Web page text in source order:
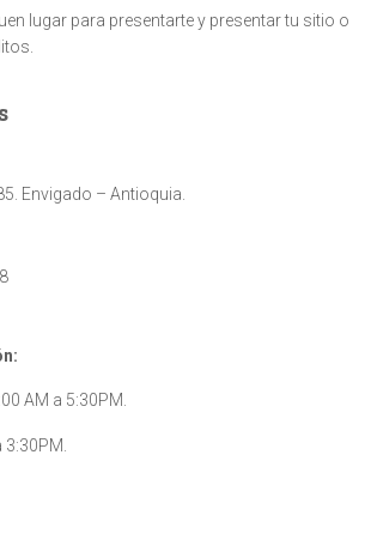
lugar para presentarte y presentar tu sitio o
Envigado – Antioquia.
AM a 5:30PM.